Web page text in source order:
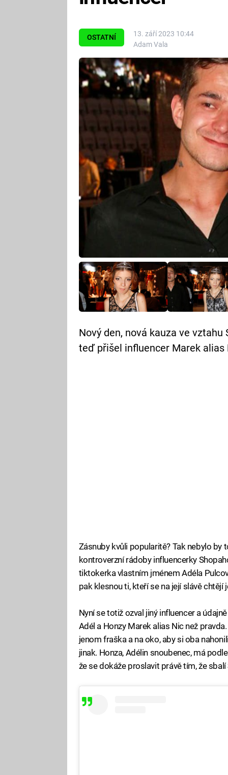
OSTATNÍ
13. září 2023 10:44
Adam Vala
Nový den, nová kauza ve
teď přišel influencer Marek alias
Zásnuby kvůli popularitě? Tak nebylo by
kontroverzní rádoby influencerky
tiktokerka vlastním jménem Adéla
pak klesnou ti, kteří se na její slávě chtějí
Nyní se totiž ozval jiný influencer a
Adél a Honzy Marek alias Nic než
jenom fraška a na oko, aby si oba
jinak. Honza, Adélin snoubenec, má
že se dokáže proslavit právě tím, že